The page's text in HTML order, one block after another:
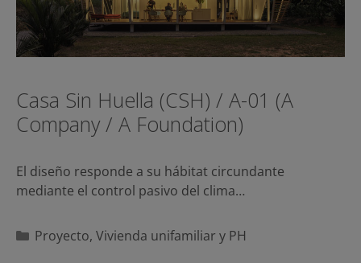
Casa Sin Huella (CSH) / A-01 (A
Company / A Foundation)
El diseño responde a su hábitat circundante
mediante el control pasivo del clima…
Categorías
Proyecto, Vivienda unifamiliar y PH